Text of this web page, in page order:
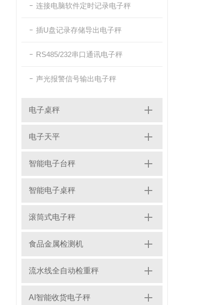
连接电脑软件定时记录电子秤
插U盘记录存储导出电子秤
RS485/232串口通讯电子秤
声光报警信号输出电子秤
电子桌秤
电子天平
智能电子台秤
智能电子桌秤
滚筒式电子秤
食品金属检测机
流水线全自动检重秤
AI智能收货电子秤